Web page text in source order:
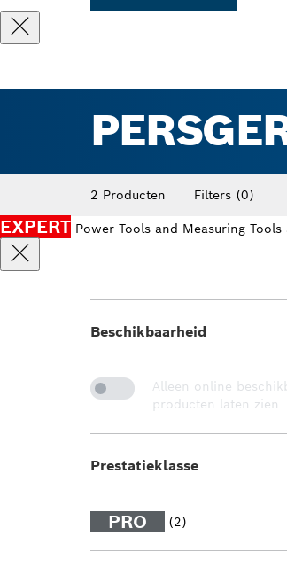
2 Producten Filters (0)
EXPERT Power Tools and Measuring
Beschikbaarheid
Alleen online
producten laten zien
Prestatieklasse
PRO (2)